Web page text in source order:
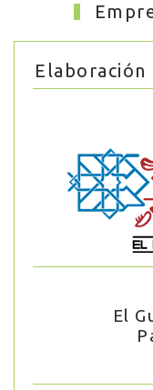
Elaboración
El